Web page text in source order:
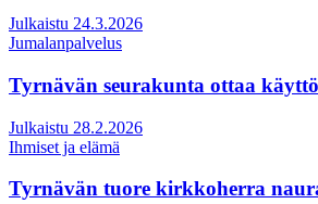
Julkaistu 24.3.2026
Jumalanpalvelus
Tyrnävän seurakunta ottaa
Julkaistu 28.2.2026
Ihmiset ja elämä
Tyrnävän tuore kirkkoherra